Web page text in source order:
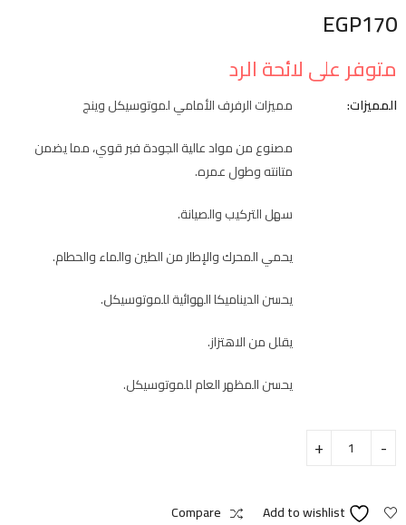
EGP170
متوفر على لائحة الرد
المميزات:
مميزات الرفرف الأمامي لموتوسيكل وينج
مصنوع من مواد عالية الجودة فبر قوي، مما يضمن
متانته وطول عمره.
سهل التركيب والصيانة.
يحمي المحرك والإطار من الطين والماء والحطام.
يحسن الديناميكا الهوائية للموتوسيكل.
يقلل من الاهتزاز.
يحسن المظهر العام للموتوسيكل.
Add to wishlist
Compare